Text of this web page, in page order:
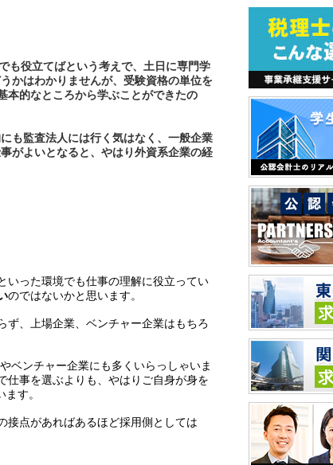
も役立てばという考えで、土日に専門学
かはわかりませんが、受験資格の単位を
本的なところから学ぶことができたの
も監査法人には行く気はなく、一般企業
がよいとなると、やはり外資系企業の経
いった環境でも仕事の理解に役立ってい
のではないかと思います。
ず、上場企業、ベンチャー企業はもちろ
ベンチャー企業にも多くいらっしゃいま
仕事を選ぶよりも、やはりご自身が身を
す。
接点があればあるほど採用側としては